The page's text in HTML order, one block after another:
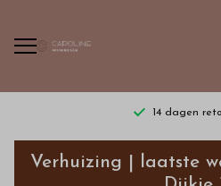
14 dagen
T-Verhuizing | laatste